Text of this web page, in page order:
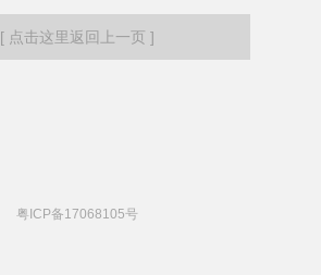
[ 点击这里返回上一页 ]
粤ICP备17068105号